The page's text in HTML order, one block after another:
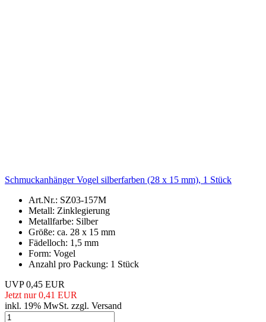
Schmuckanhänger Vogel silberfarben (28 x 15 mm), 1 Stück
Art.Nr.: SZ03-157M
Metall: Zinklegierung
Metallfarbe: Silber
Größe: ca. 28 x 15 mm
Fädelloch: 1,5 mm
Form: Vogel
Anzahl pro Packung: 1 Stück
UVP 0,45 EUR
Jetzt nur 0,41 EUR
inkl. 19% MwSt. zzgl. Versand